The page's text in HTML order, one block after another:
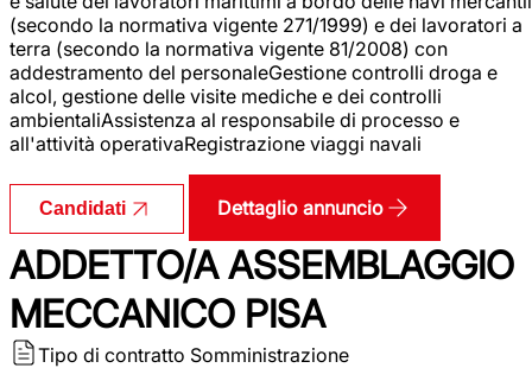
(secondo la normativa vigente 271/1999) e dei lavoratori a
terra (secondo la normativa vigente 81/2008) con
addestramento del personaleGestione controlli droga e
alcol, gestione delle visite mediche e dei controlli
ambientaliAssistenza al responsabile di processo e
all'attività operativaRegistrazione viaggi navali
Candidati Dettaglio annuncio
ADDETTO/A ASSEMBLAGGIO
MECCANICO PISA
Tipo di contratto Somministrazione